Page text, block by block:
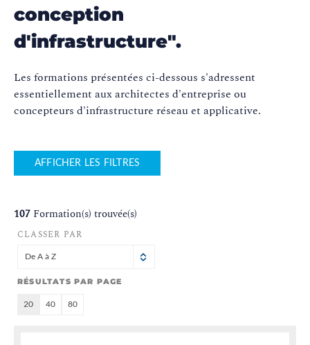
conception
d'infrastructure".
Les formations présentées ci-dessous s'adressent
essentiellement aux architectes d'entreprise ou
concepteurs d'infrastructure réseau et applicative.
AFFICHER LES FILTRES
107 Formation(s) trouvée(s)
CLASSER PAR
De A à Z
RÉSULTATS PAR PAGE
20 40 80